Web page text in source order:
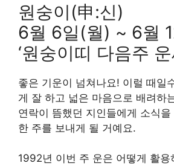
원숭이(申:신)
6월 6일(월) ~ 6월
‘원숭이띠 다음주
좋은 기운이 넘쳐나요! 이럴 때일
게 잘 하고 넓은 마음으로 배려하
연락이 뜸했던 지인들에게 소식
한 주를 보내게 될 거예요.
1992년 이번 주 운은 어떻게 활용